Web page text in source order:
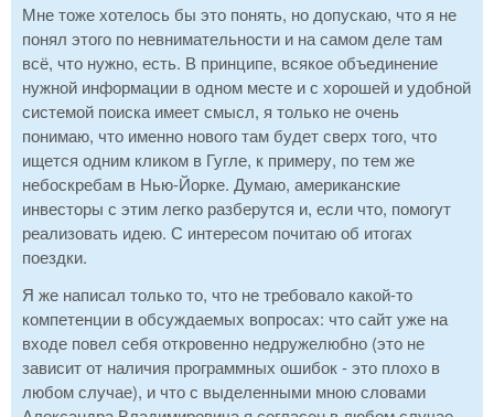
Мне тоже хотелось бы это понять, но допускаю, что я не
понял этого по невнимательности и на самом деле там
всё, что нужно, есть. В принципе, всякое объединение
нужной информации в одном месте и с хорошей и удобной
системой поиска имеет смысл, я только не очень
понимаю, что именно нового там будет сверх того, что
ищется одним кликом в Гугле, к примеру, по тем же
небоскребам в Нью-Йорке. Думаю, американские
инвесторы с этим легко разберутся и, если что, помогут
реализовать идею. С интересом почитаю об итогах
поездки.
Я же написал только то, что не требовало какой-то
компетенции в обсуждаемых вопросах: что сайт уже на
входе повел себя откровенно недружелюбно (это не
зависит от наличия программных ошибок - это плохо в
любом случае), и что с выделенными мною словами